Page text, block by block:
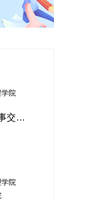
院
陆军军事交通学院
院